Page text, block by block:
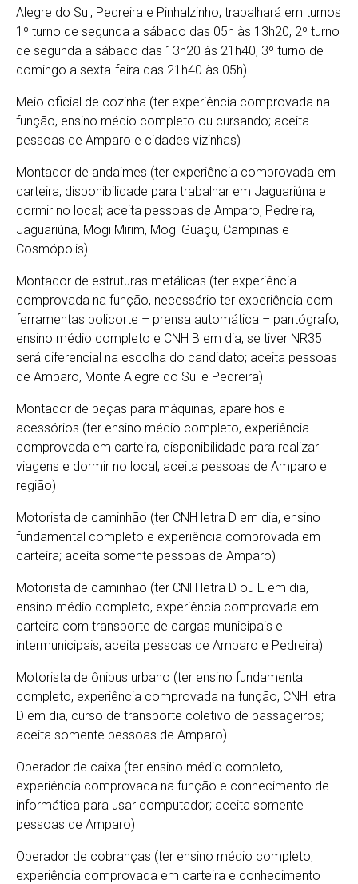
Alegre do Sul, Pedreira e Pinhalzinho; trabalhará em turnos
1º turno de segunda a sábado das 05h às 13h20, 2º turno
de segunda a sábado das 13h20 às 21h40, 3º turno de
domingo a sexta-feira das 21h40 às 05h)
Meio oficial de cozinha (ter experiência comprovada na
função, ensino médio completo ou cursando; aceita
pessoas de Amparo e cidades vizinhas)
Montador de andaimes (ter experiência comprovada em
carteira, disponibilidade para trabalhar em Jaguariúna e
dormir no local; aceita pessoas de Amparo, Pedreira,
Jaguariúna, Mogi Mirim, Mogi Guaçu, Campinas e
Cosmópolis)
Montador de estruturas metálicas (ter experiência
comprovada na função, necessário ter experiência com
ferramentas policorte – prensa automática – pantógrafo,
ensino médio completo e CNH B em dia, se tiver NR35
será diferencial na escolha do candidato; aceita pessoas
de Amparo, Monte Alegre do Sul e Pedreira)
Montador de peças para máquinas, aparelhos e
acessórios (ter ensino médio completo, experiência
comprovada em carteira, disponibilidade para realizar
viagens e dormir no local; aceita pessoas de Amparo e
região)
Motorista de caminhão (ter CNH letra D em dia, ensino
fundamental completo e experiência comprovada em
carteira; aceita somente pessoas de Amparo)
Motorista de caminhão (ter CNH letra D ou E em dia,
ensino médio completo, experiência comprovada em
carteira com transporte de cargas municipais e
intermunicipais; aceita pessoas de Amparo e Pedreira)
Motorista de ônibus urbano (ter ensino fundamental
completo, experiência comprovada na função, CNH letra
D em dia, curso de transporte coletivo de passageiros;
aceita somente pessoas de Amparo)
Operador de caixa (ter ensino médio completo,
experiência comprovada na função e conhecimento de
informática para usar computador; aceita somente
pessoas de Amparo)
Operador de cobranças (ter ensino médio completo,
experiência comprovada em carteira e conhecimento